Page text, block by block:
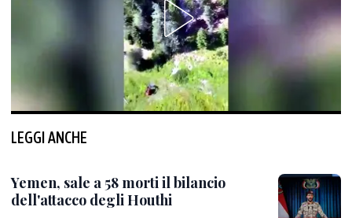
LEGGI ANCHE
Yemen, sale a 58 morti il bilancio
dell'attacco degli Houthi